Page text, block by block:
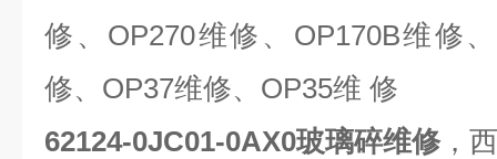
修、 OP270维修、 OP170B维修
修、 OP37维修、 OP35维 修
62124-0JC01-0AX0玻璃碎维修，